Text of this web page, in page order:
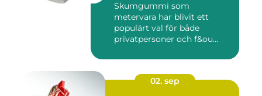
Skumgummi som
metervara har blivit ett
populärt val för både
privatpersoner och f&ou...
02. sep